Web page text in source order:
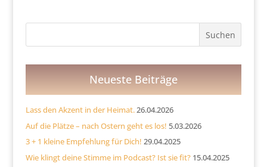
Neueste Beiträge
Lass den Akzent in der Heimat.26.04.2026
Auf die Plätze – nach Ostern geht es los! 5.03.2026
3 + 1 kleine Empfehlung für Dich! 29.04.2025
Wie klingt deine Stimme im Podcast? Ist sie fit? 15.04.2025